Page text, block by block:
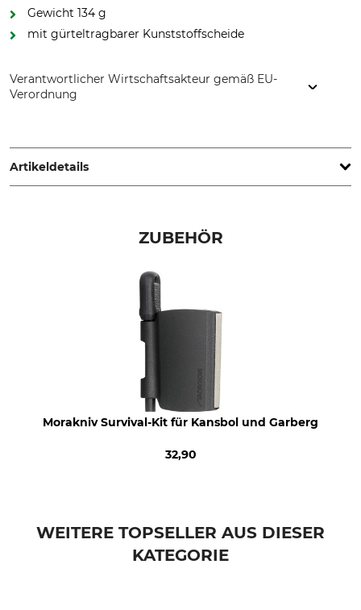
Gewicht 134 g
mit gürteltragbarer Kunststoffscheide
Verantwortlicher Wirtschaftsakteur gemäß EU-
Verordnung
www.morakniv.se
Artikeldetails
Kunststoff
Marke
Morakniv
Modellbezeichnung
Kansbol
Made in Sweden
Farbe
ZUBEHÖR
Morakniv Survival-Kit für Kansbol und Garberg
32,90
WEITERE TOPSELLER AUS DIESER
KATEGORIE